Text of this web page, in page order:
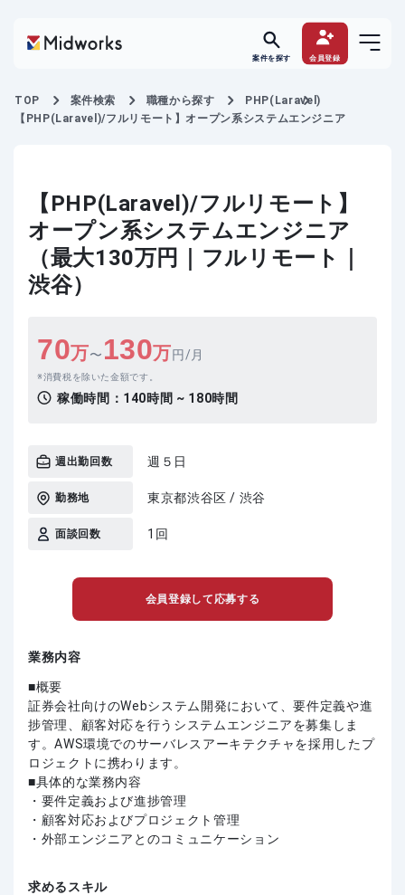
案件を探す 会員登録
TOP 案件検索 職種から探す
PHP(Laravel)
【PHP(Laravel)/フルリモート】オープン系システムエンジニア
【PHP(Laravel)/フルリモート】
オープン系システムエンジニア
（最大130万円｜フルリモート｜
渋谷）
70万〜 130万円/月
消費税を除いた金額です。
稼働時間： 140時間 ~ 180時間
週出勤回数 週５日
勤務地 東京都渋谷区 / 渋谷
面談回数 1回
会員登録して応募する
業務内容
■概要
証券会社向けのWebシステム開発において、要件定義や進
捗管理、顧客対応を行うシステムエンジニアを募集しま
す。AWS環境でのサーバレスアーキテクチャを採用したプ
ロジェクトに携わります。
■具体的な業務内容
・要件定義および進捗管理
・顧客対応およびプロジェクト管理
・外部エンジニアとのコミュニケーション
求めるスキル